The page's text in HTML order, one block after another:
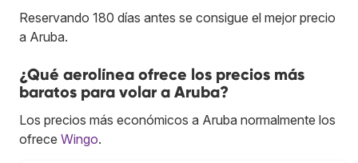
Reservando 180 días antes se consigue el mejor precio
a Aruba.
¿Qué aerolínea ofrece los precios más
baratos para volar a Aruba?
Los precios más económicos a Aruba normalmente los
ofrece Wingo.